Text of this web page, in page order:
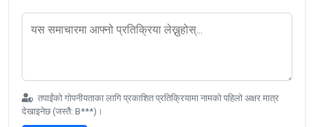
तपाईंको गोपनीयताका लागि प्रकाशित प्रतिक्रियामा नामको पहिलो अक्षर मात्र
देखाइनेछ (जस्तै: B***)।